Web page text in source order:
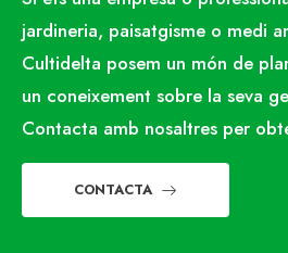
jardineria, paisatgisme o medi
Cultidelta posem un món de
un coneixement sobre la seva
Contacta amb nosaltres per
CONTACTA